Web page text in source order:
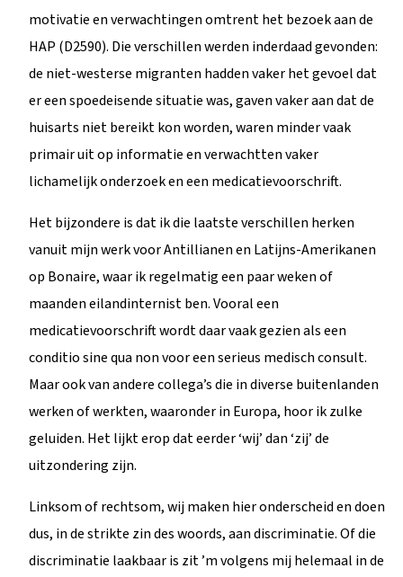
motivatie en verwachtingen omtrent het bezoek aan de
HAP (D2590). Die verschillen werden inderdaad gevonden:
de niet-westerse migranten hadden vaker het gevoel dat
er een spoedeisende situatie was, gaven vaker aan dat de
huisarts niet bereikt kon worden, waren minder vaak
primair uit op informatie en verwachtten vaker
lichamelijk onderzoek en een medicatievoorschrift.
Het bijzondere is dat ik die laatste verschillen herken
vanuit mijn werk voor Antillianen en Latijns-Amerikanen
op Bonaire, waar ik regelmatig een paar weken of
maanden eilandinternist ben. Vooral een
medicatievoorschrift wordt daar vaak gezien als een
conditio sine qua non voor een serieus medisch consult.
Maar ook van andere collega’s die in diverse buitenlanden
werken of werkten, waaronder in Europa, hoor ik zulke
geluiden. Het lijkt erop dat eerder ‘wij’ dan ‘zij’ de
uitzondering zijn.
Linksom of rechtsom, wij maken hier onderscheid en doen
dus, in de strikte zin des woords, aan discriminatie. Of die
discriminatie laakbaar is zit ’m volgens mij helemaal in de